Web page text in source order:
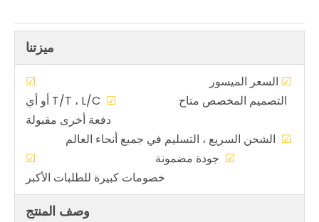
ميزتنا
☑ السعر الميسور ☑
التصميم المخصص متاح ☑
T/T ، L/C أو أي
دفعة أخرى مقبولة
☑ الشحن السريع ، التسليم في جميع أنحاء العالم
☑ جودة مضمونة ☑
خصومات كبيرة للطلبات الأكبر
وصف المنتج